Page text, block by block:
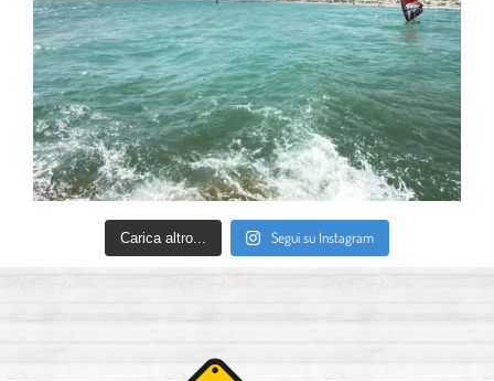
Carica altro... Segui su Instagram